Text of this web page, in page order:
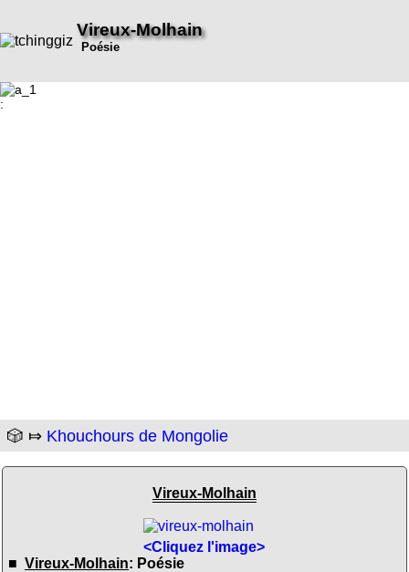
Vireux-Molhain
Poésie
:
🎲 ⤇ Khouchours de Mongolie
Vireux-Molhain
<Cliquez l'image>
■ Vireux-Molhain: Poésie